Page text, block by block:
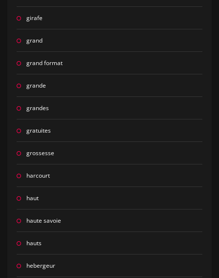
girafe
grand
grand format
grande
grandes
gratuites
grossesse
harcourt
haut
haute savoie
hauts
hebergeur